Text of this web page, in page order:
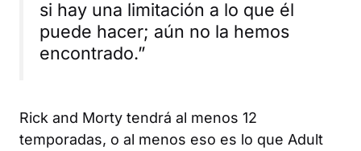
si hay una limitación a lo que él
puede hacer; aún no la hemos
encontrado.”
Rick and Morty tendrá al menos 12
temporadas, o al menos eso es lo que Adult